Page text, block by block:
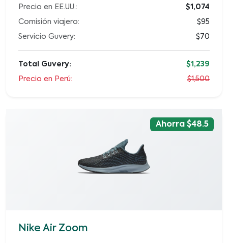
Precio en EE.UU.: $1,074
Comisión viajero: $95
Servicio Guvery: $70
Total Guvery: $1,239
Precio en Perú: $1,500
Ahorra $48.5
Nike Air Zoom